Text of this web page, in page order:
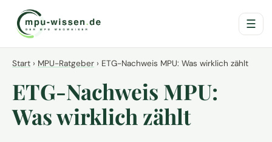
☰
Start › MPU-Ratgeber › ETG-Nachweis MPU: Was wirklich zählt
ETG-Nachweis MPU:
Was wirklich zählt